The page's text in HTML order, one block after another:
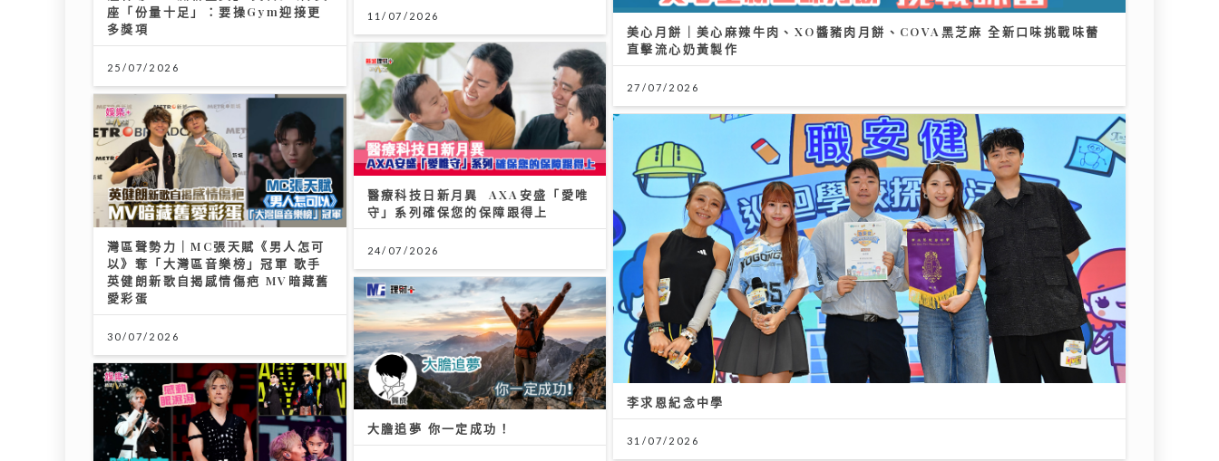
美心月餅｜美心麻辣牛肉、XO醬豬肉月餅、COVA黑芝麻 全新口味挑戰味蕾
直擊流心奶黃製作
27/07/2026
11/07/2026
座「份量十足」：要操Gym迎接更
多獎項
25/07/2026
醫療科技日新月異 AXA安盛「愛唯
守」系列確保您的保障跟得上
24/07/2026
李求恩紀念中學
31/07/2026
灣區聲勢力｜MC張天賦《男人怎可
以》奪「大灣區音樂榜」冠軍 歌手
英健朗新歌自揭感情傷疤 MV暗藏舊
愛彩蛋
30/07/2026
大膽追夢 你一定成功！